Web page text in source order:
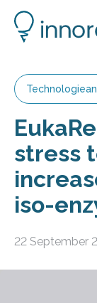
stress
iso-
22 September